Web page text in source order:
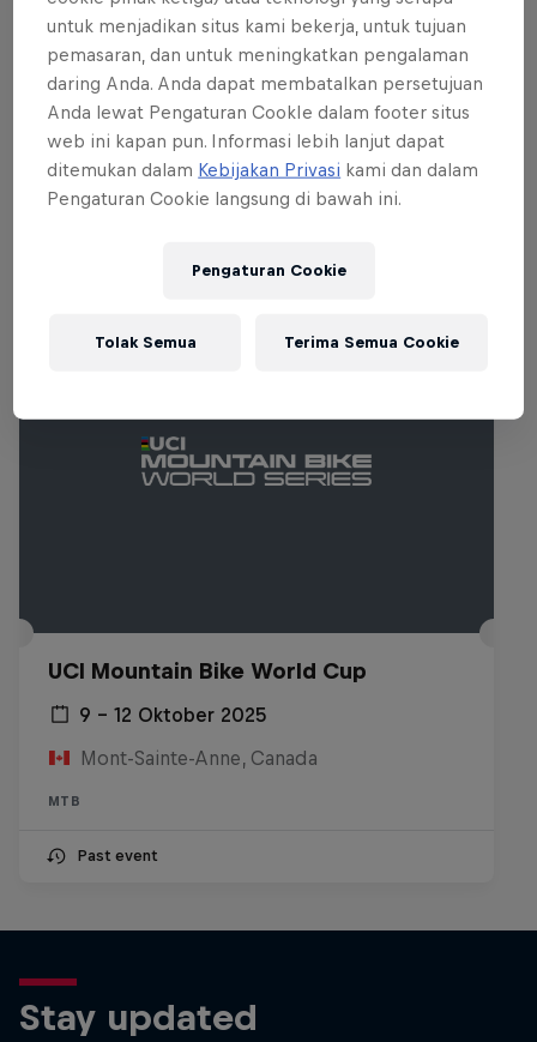
The course was modified in 2022, which
is likely to ensure another nail-biting race
for the thousands of spectators packing
the biathlon stadium.
UCI Mountain Bike World Cup
9 – 12 Oktober 2025
Mont-Sainte-Anne, Canada
MTB
Past event
Stay updated
untuk menjadikan situs kami bekerja, untuk tujuan
pemasaran, dan untuk meningkatkan pengalaman
daring Anda. Anda dapat membatalkan persetujuan
Anda lewat Pengaturan CookIe dalam footer situs
web ini kapan pun. Informasi lebih lanjut dapat
ditemukan dalam Kebijakan Privasi kami dan dalam
Pengaturan Cookie langsung di bawah ini.
Pengaturan Cookie
Tolak Semua Terima Semua Cookie